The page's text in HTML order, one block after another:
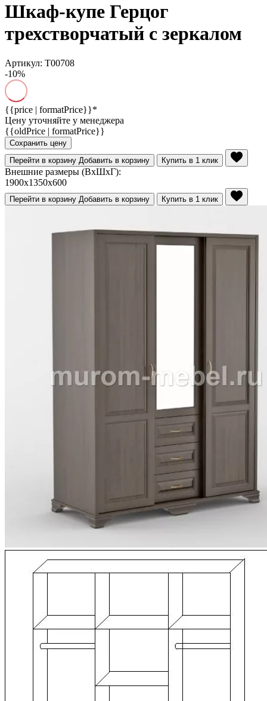
Шкаф-купе Герцог
трехстворчатый с зеркалом
Артикул: T00708
-10%
{{price | formatPrice}}*
Цену уточняйте у менеджера
{{oldPrice | formatPrice}}
Сохранить цену
Перейти в корзину Добавить в корзину Купить в 1 клик
Внешние размеры (ВхШхГ):
1900x1350x600
Перейти в корзину Добавить в корзину Купить в 1 клик